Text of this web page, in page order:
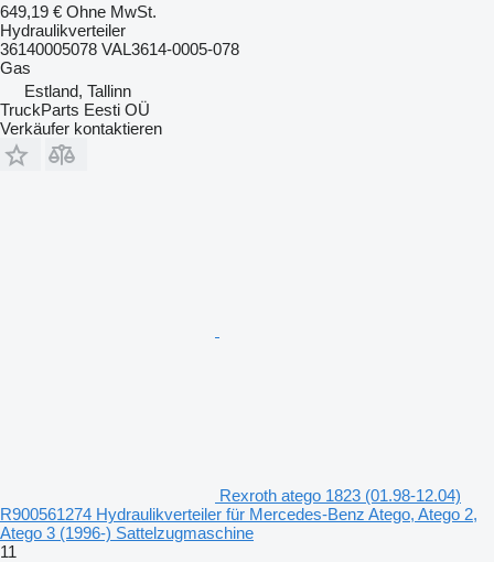
649,19 € Ohne MwSt.
Hydraulikverteiler
36140005078 VAL3614-0005-078
Gas
Estland, Tallinn
TruckParts Eesti OÜ
Verkäufer kontaktieren
Rexroth atego 1823 (01.98-12.04)
R900561274 Hydraulikverteiler für Mercedes-Benz Atego, Atego 2,
Atego 3 (1996-) Sattelzugmaschine
11